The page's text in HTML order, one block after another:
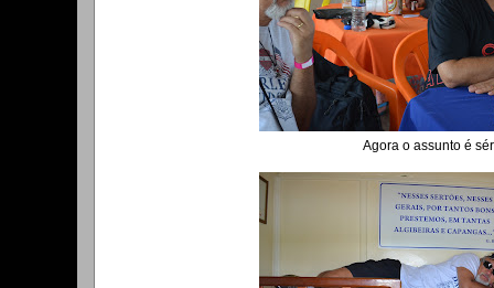
Agora o assunto é